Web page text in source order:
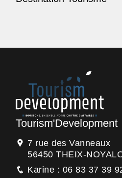
Tourism'Development
7 rue des Vanneaux
56450 THEIX-
Karine : 06 83 37 39